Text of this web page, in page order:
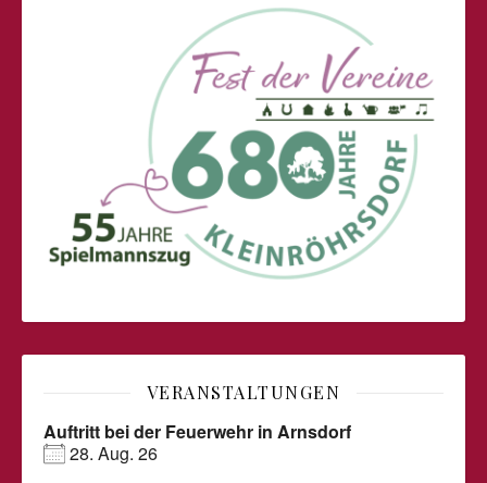
VERANSTALTUNGEN
Auftritt bei der Feuerwehr in Arnsdorf
28. Aug. 26